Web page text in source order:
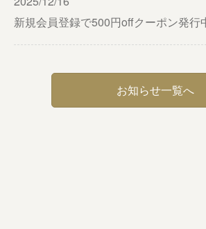
新規会員登録で500円offクーポン発行
お知らせ一覧へ